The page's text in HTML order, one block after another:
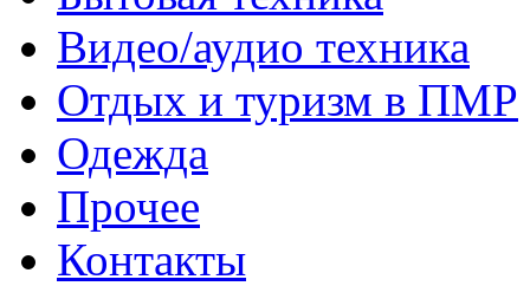
Видео/аудио техника
Отдых и туризм в ПМР
Одежда
Прочее
Контакты